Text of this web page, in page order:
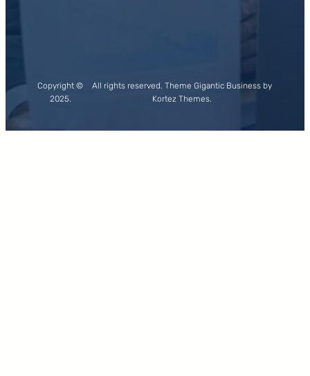
Copyright ©
2025.
All rights reserved. Theme Gigantic Business by
Kortez Themes.